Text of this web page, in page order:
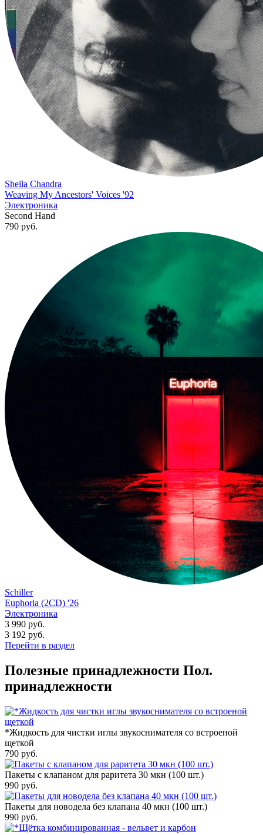
Sheila Chandra
Weaving My Ancestors' Voices '92
Электроника
Second Hand
790 руб.
Schiller
Euphoria (2CD) '26
Электроника
3 990 руб.
3 192 руб.
Перейти в раздел
Полезные принадлежности Пол.
принадлежности
*Жидкость для чистки иглы звукоснимателя со встроеной
щеткой
790 руб.
Пакеты с клапаном для раритета 30 мкн (100 шт.)
990 руб.
Пакеты для новодела без клапана 40 мкн (100 шт.)
990 руб.